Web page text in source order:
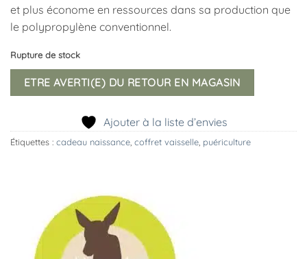
et plus économe en ressources dans sa production que
le polypropylène conventionnel.
Rupture de stock
ETRE AVERTI(E) DU RETOUR EN MAGASIN
Ajouter à la liste d’envies
Étiquettes : cadeau naissance coffret vaisselle puériculture